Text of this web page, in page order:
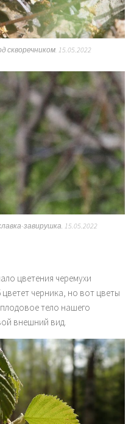
скворечником. 15.05.2022
завирушка. 15.05.2022
цветения черемухи
черника, но вот цветы
тело нашего
внешний вид.